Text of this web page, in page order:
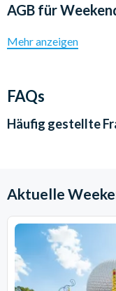
AGB für
Mehr anzeigen
FAQs
Häufig gestellte
Aktuelle